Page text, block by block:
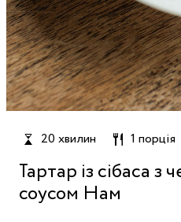
20 хвилин 1 порція
Тартар із сібаса
соусом Нам